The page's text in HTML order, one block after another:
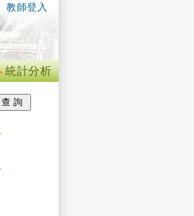
教師登入
統計分析